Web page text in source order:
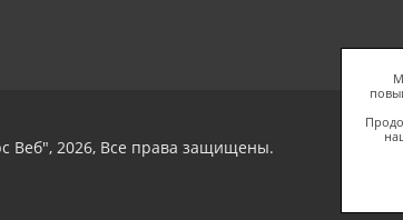
Веб", 2026, Все права защищены.